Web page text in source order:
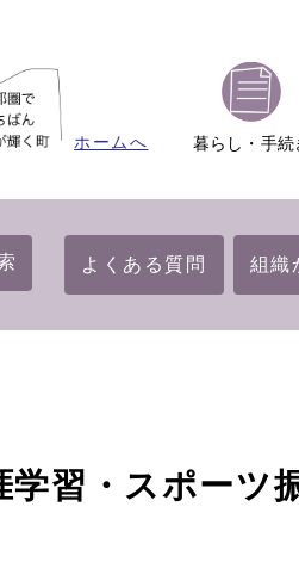
ホームへ 暮らし・手続
よくある質問 組織
学習・スポー